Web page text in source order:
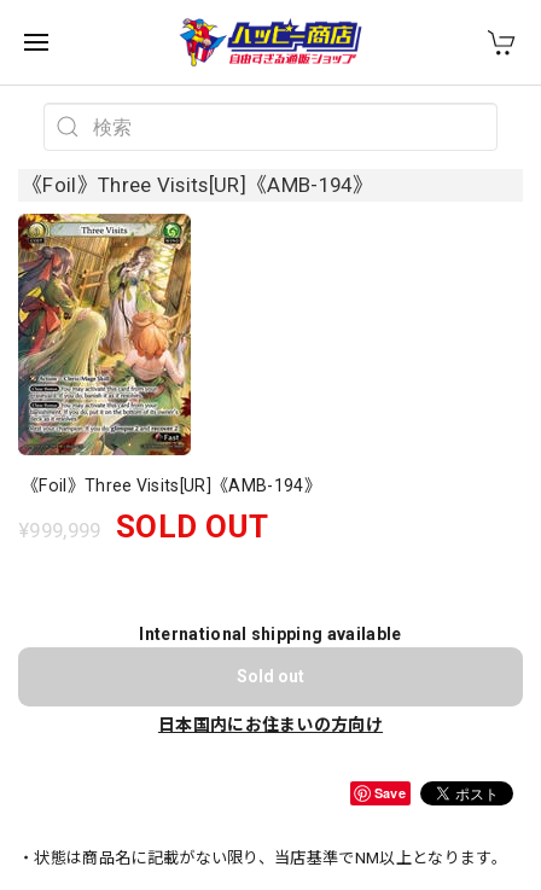
《Foil》Three Visits[UR]《AMB-194》
《Foil》Three Visits[UR]《AMB-194》
¥999,999 SOLD OUT
International shipping available
Sold out
日本国内にお住まいの方向け
Save
・状態は商品名に記載がない限り、当店基準でNM以上となります。